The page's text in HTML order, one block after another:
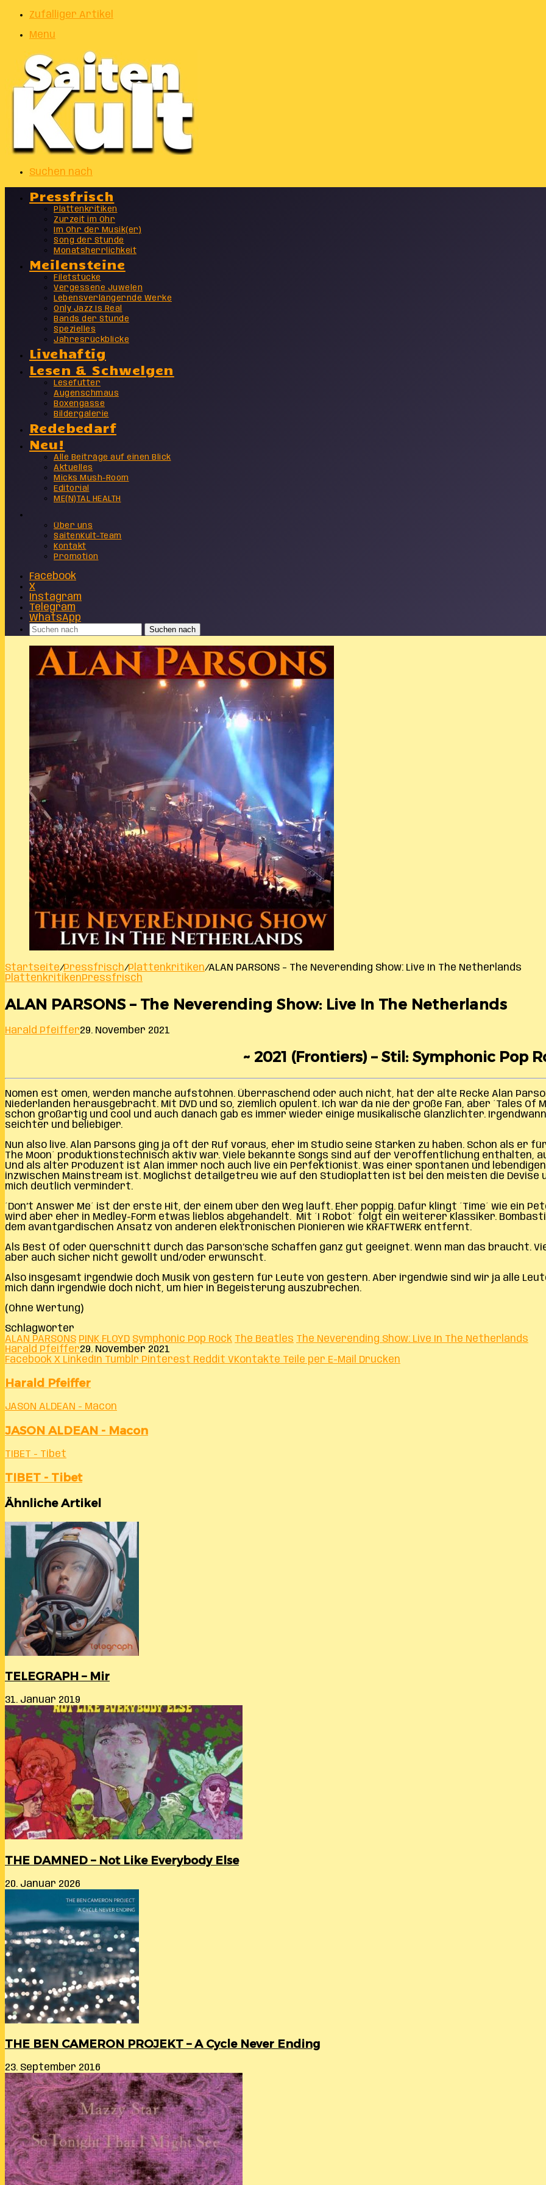
Zufälliger Artikel
Menu
Suchen nach
Pressfrisch
Plattenkritiken
Zurzeit im Ohr
Im Ohr der Musik(er)
Song der Stunde
Monatsherrlichkeit
Meilensteine
Filetstücke
Vergessene Juwelen
Lebensverlängernde Werke
Only Jazz Is Real
Bands der Stunde
Spezielles
Jahresrückblicke
Livehaftig
Lesen & Schwelgen
Lesefutter
Augenschmaus
Boxengasse
Bildergalerie
Redebedarf
Neu!
Alle Beiträge auf einen Blick
Aktuelles
Micks Mush-Room
Editorial
ME(N)TAL HEALTH
Über uns
SaitenKult-Team
Kontakt
Promotion
Facebook
X
Instagram
Telegram
WhatsApp
Suchen nach
Startseite/Pressfrisch/Plattenkritiken/ALAN PARSONS – The Neverending Show: Live In The Netherlands
PlattenkritikenPressfrisch
ALAN PARSONS – The Neverending Show: Live In The Netherlands
Harald Pfeiffer29. November 2021
~ 2021 (Frontiers) – Stil: Symphonic Pop
Nomen est omen, werden manche aufstöhnen. Überraschend oder auch nicht, hat der alte Recke Alan
Niederlanden herausgebracht. Mit DVD und so, ziemlich opulent. Ich war da nie der große Fan, aber ´Tales Of
schon großartig und cool und auch danach gab es immer wieder einige musikalische Glanzlichter.
seichter und beliebiger.
Nun also live. Alan Parsons ging ja oft der Ruf voraus, eher im Studio seine Stärken zu haben. Schon als er für
The Moon´ produktionstechnisch aktiv war. Viele bekannte Songs sind auf der Veröffentlichung enthalten,
Und als alter Produzent ist Alan immer noch auch live ein Perfektionist. Was einer spontanen und
inzwischen Mainstream ist. Möglichst detailgetreu wie auf den Studioplatten ist bei den meisten die Devise
mich deutlich vermindert.
´Don’t Answer Me´ ist der erste Hit, der einem über den Weg läuft. Eher poppig. Dafür klingt ´Time´ wie ein
wird aber eher in Medley-Form etwas lieblos abgehandelt. Mit ´I Robot´ folgt ein weiterer Klassiker.
dem avantgardischen Ansatz von anderen elektronischen Pionieren wie KRAFTWERK entfernt.
Als Best Of oder Querschnitt durch das Parson’sche Schaffen ganz gut geeignet. Wenn man das braucht.
aber auch sicher nicht gewollt und/oder erwünscht.
Also insgesamt irgendwie doch Musik von gestern für Leute von gestern. Aber irgendwie sind wir ja alle
mich dann irgendwie doch nicht, um hier in Begeisterung auszubrechen.
(Ohne Wertung)
Schlagwörter
ALAN PARSONS PINK FLOYD Symphonic Pop Rock The Beatles The Neverending Show: Live In The Netherlands
Harald Pfeiffer29. November 2021
Facebook X LinkedIn Tumblr Pinterest Reddit VKontakte Teile per E-Mail Drucken
Harald Pfeiffer
JASON ALDEAN - Macon
JASON ALDEAN - Macon
TIBET - Tibet
TIBET - Tibet
Ähnliche Artikel
TELEGRAPH – Mir
31. Januar 2019
THE DAMNED – Not Like Everybody Else
20. Januar 2026
THE BEN CAMERON PROJEKT – A Cycle Never Ending
23. September 2016